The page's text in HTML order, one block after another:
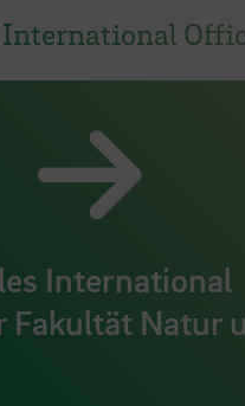
International
Fakultät Natur